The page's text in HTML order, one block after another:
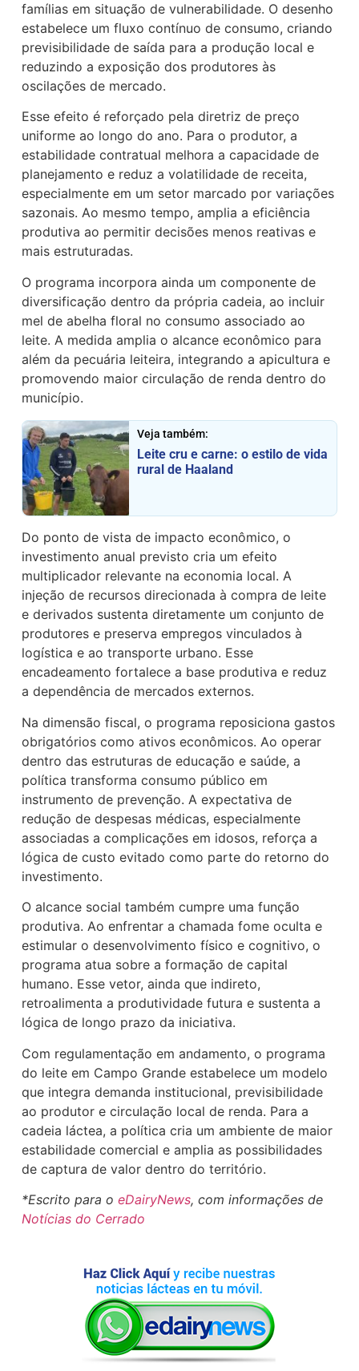
famílias em situação de vulnerabilidade. O desenho
estabelece um fluxo contínuo de consumo, criando
previsibilidade de saída para a produção local e
reduzindo a exposição dos produtores às
oscilações de mercado.
Esse efeito é reforçado pela diretriz de preço
uniforme ao longo do ano. Para o produtor, a
estabilidade contratual melhora a capacidade de
planejamento e reduz a volatilidade de receita,
especialmente em um setor marcado por variações
sazonais. Ao mesmo tempo, amplia a eficiência
produtiva ao permitir decisões menos reativas e
mais estruturadas.
O programa incorpora ainda um componente de
diversificação dentro da própria cadeia, ao incluir
mel de abelha floral no consumo associado ao
leite. A medida amplia o alcance econômico para
além da pecuária leiteira, integrando a apicultura e
promovendo maior circulação de renda dentro do
município.
Veja também:
Leite cru e carne: o estilo de vida
rural de Haaland
Do ponto de vista de impacto econômico, o
investimento anual previsto cria um efeito
multiplicador relevante na economia local. A
injeção de recursos direcionada à compra de leite
e derivados sustenta diretamente um conjunto de
produtores e preserva empregos vinculados à
logística e ao transporte urbano. Esse
encadeamento fortalece a base produtiva e reduz
a dependência de mercados externos.
Na dimensão fiscal, o programa reposiciona gastos
obrigatórios como ativos econômicos. Ao operar
dentro das estruturas de educação e saúde, a
política transforma consumo público em
instrumento de prevenção. A expectativa de
redução de despesas médicas, especialmente
associadas a complicações em idosos, reforça a
lógica de custo evitado como parte do retorno do
investimento.
O alcance social também cumpre uma função
produtiva. Ao enfrentar a chamada fome oculta e
estimular o desenvolvimento físico e cognitivo, o
programa atua sobre a formação de capital
humano. Esse vetor, ainda que indireto,
retroalimenta a produtividade futura e sustenta a
lógica de longo prazo da iniciativa.
Com regulamentação em andamento, o programa
do leite em Campo Grande estabelece um modelo
que integra demanda institucional, previsibilidade
ao produtor e circulação local de renda. Para a
cadeia láctea, a política cria um ambiente de maior
estabilidade comercial e amplia as possibilidades
de captura de valor dentro do território.
*Escrito para oeDairyNews, com informações de
Notícias do Cerrado